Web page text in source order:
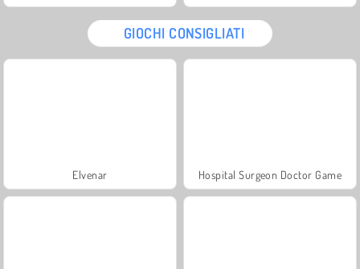
GIOCHI CONSIGLIATI
Elvenar Hospital Surgeon Doctor Game